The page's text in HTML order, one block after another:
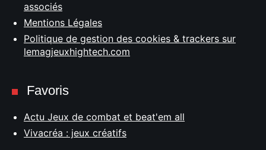
associés
Mentions Légales
Politique de gestion des cookies & trackers sur
lemagjeuxhightech.com
Favoris
Actu Jeux de combat et beat'em all
Vivacréa : jeux créatifs